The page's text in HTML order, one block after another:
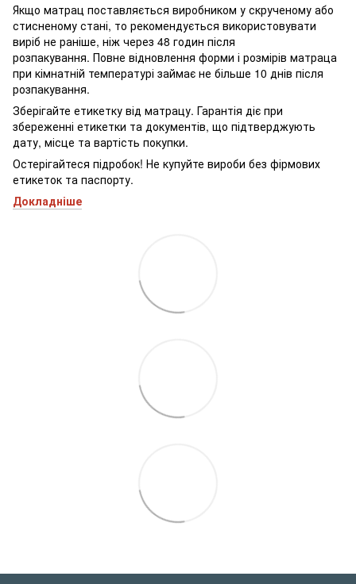
Якщо матрац поставляється виробником у скрученому або
стисненому стані, то рекомендується використовувати
виріб не раніше, ніж через 48 годин після
розпакування. Повне відновлення форми і розмірів матраца
при кімнатній температурі займає не більше 10 днів після
розпакування.
Зберігайте етикетку від матрацу. Гарантія діє при
збереженні етикетки та документів, що підтверджують
дату, місце та вартість покупки.
Остерігайтеся підробок! Не купуйте вироби без фірмових
етикеток та паспорту.
Докладніше